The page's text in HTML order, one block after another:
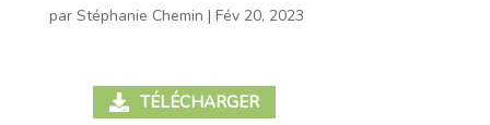
par Stéphanie Chemin | Fév 20, 2023
TÉLÉCHARGER